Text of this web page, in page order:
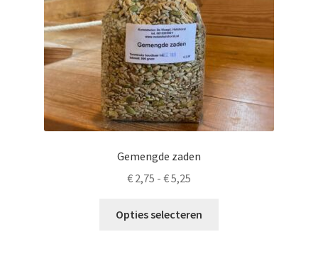
Gemengde zaden
€ 2,75 - €5,25
tot
Opties selecteren